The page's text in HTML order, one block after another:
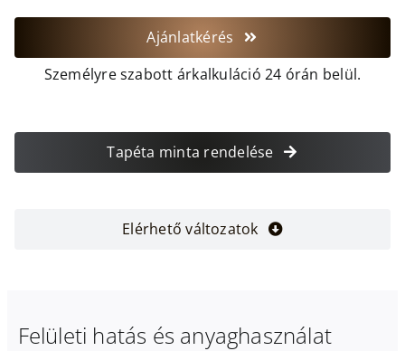
Ajánlatkérés
Személyre szabott árkalkuláció 24 órán belül.
Tapéta minta rendelése
Elérhető változatok
Felületi hatás és anyaghasználat